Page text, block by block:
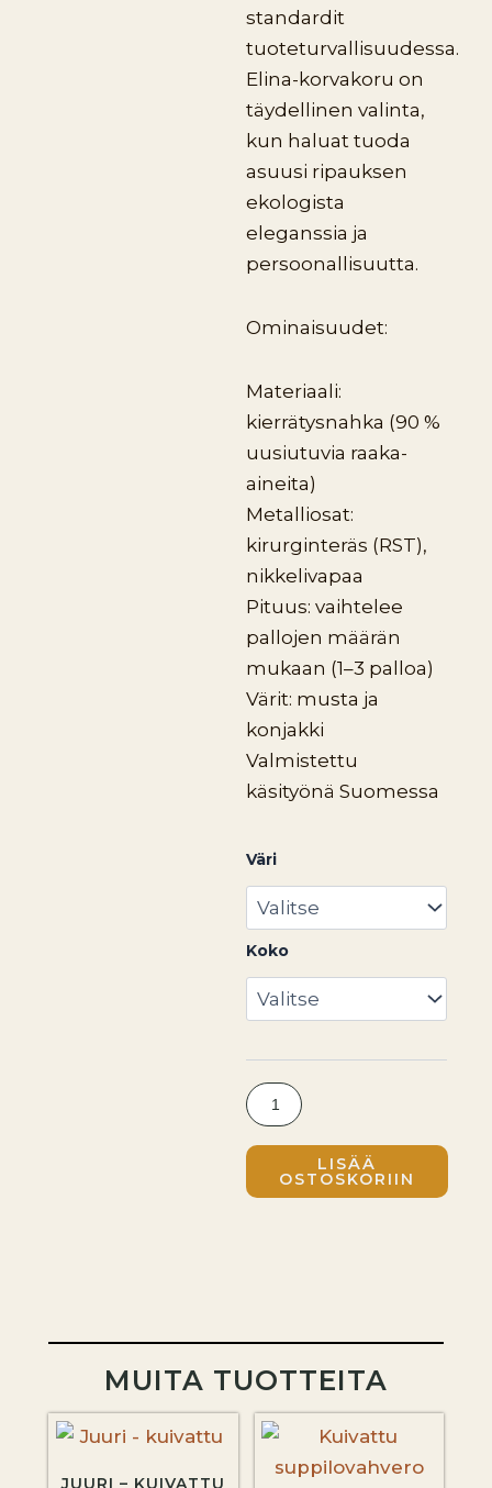
standardit
tuoteturvallisuudessa.
Elina-korvakoru on
täydellinen valinta,
kun haluat tuoda
asuusi ripauksen
ekologista
eleganssia ja
persoonallisuutta.
Ominaisuudet:
Materiaali:
kierrätysnahka (90 %
uusiutuvia raaka-
aineita)
Metalliosat:
kirurginteräs (RST),
nikkelivapaa
Pituus: vaihtelee
pallojen määrän
mukaan (1–3 palloa)
Värit: musta ja
konjakki
Valmistettu
käsityönä Suomessa
Väri
Koko
Elina
korvakorut
määrä
LISÄÄ
OSTOSKORIIN
MUITA TUOTTEITA
JUURI – KUIVATTU